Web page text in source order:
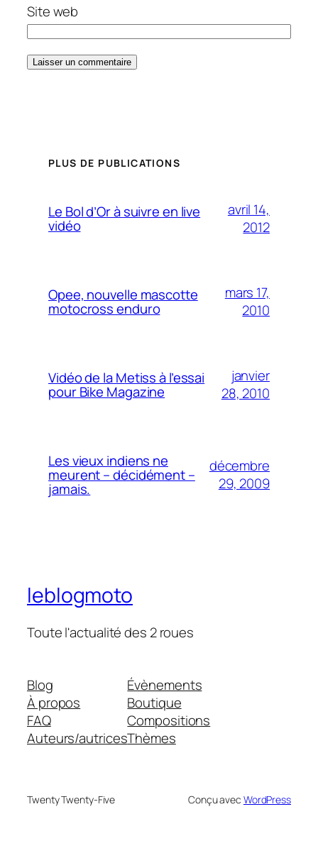
Site web
PLUS DE PUBLICATIONS
Le Bol d’Or à suivre en live
vidéo
avril 14,
2012
Opee, nouvelle mascotte
motocross enduro
mars 17,
2010
Vidéo de la Metiss à l’essai
pour Bike Magazine
janvier
28, 2010
Les vieux indiens ne
meurent – décidément –
jamais.
décembre
29, 2009
leblogmoto
Toute l'actualité des 2 roues
Blog
À propos
FAQ
Auteurs/autrices
Évènements
Boutique
Compositions
Thèmes
Twenty Twenty-Five Conçu avec WordPress